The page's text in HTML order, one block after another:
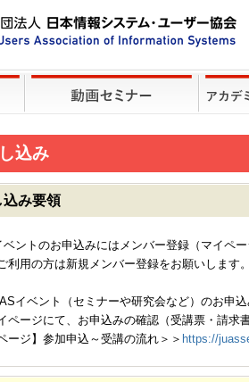
込み
込み要領
ベントのお申込みにはメンバー登録（マイペ
利用の方は新規メンバー登録をお願いします
イベント（セミナーや研究会など）のお申
ページにて、お申込みの確認（受講票・請求
ージ】参加申込～受講の流れ＞＞ https://